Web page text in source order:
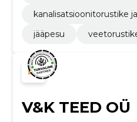
kanalisatsioonitorustike
jääpesu
V&K TEED OÜ